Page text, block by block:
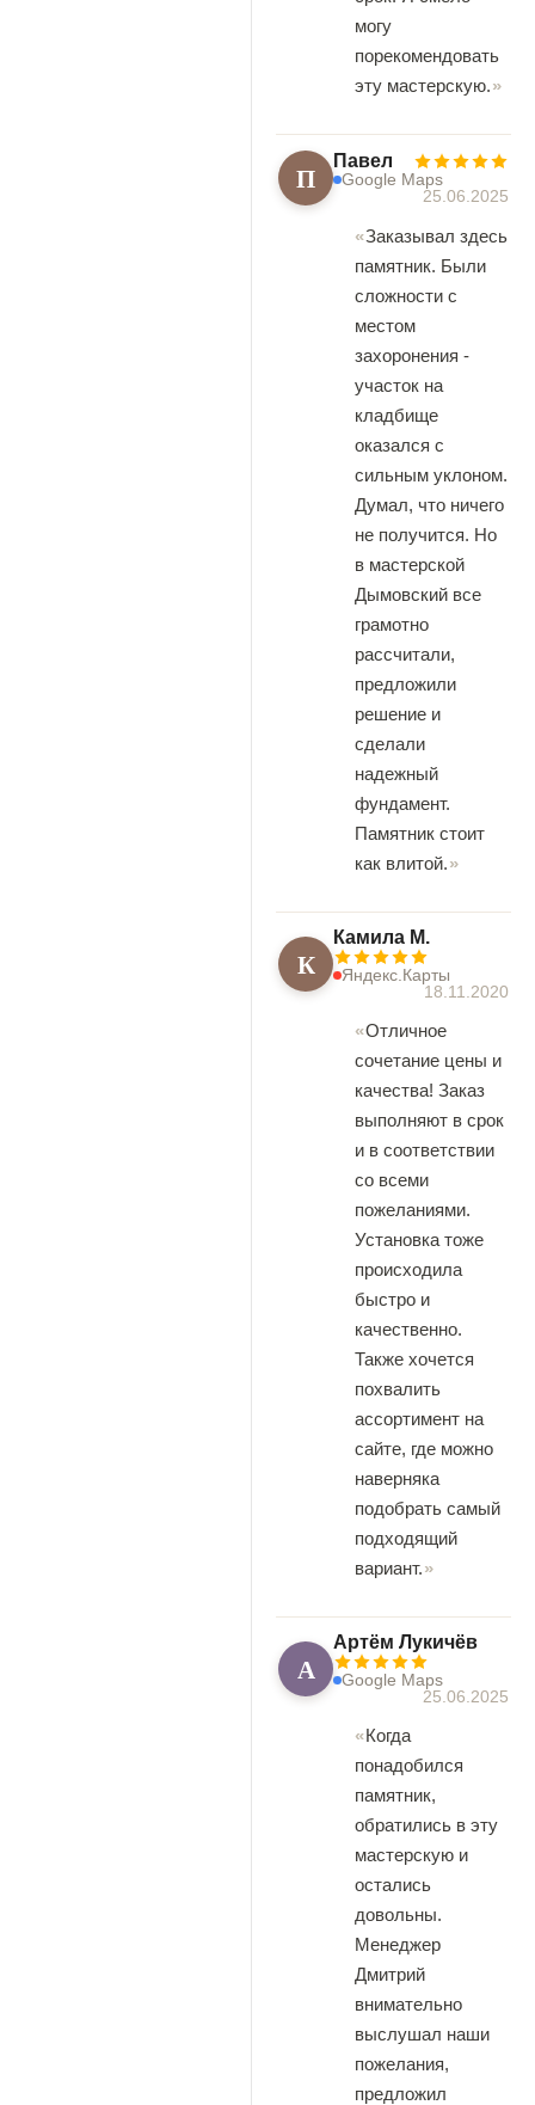
могу
порекомендовать
эту мастерскую.
П Павел
Google Maps
25.06.2025
Заказывал здесь
памятник. Были
сложности с
местом
захоронения -
участок на
кладбище
оказался с
сильным уклоном.
Думал, что ничего
не получится. Но
в мастерской
Дымовский все
грамотно
рассчитали,
предложили
решение и
сделали
надежный
фундамент.
Памятник стоит
как влитой.
К
Камила М.
Яндекс.Карты
18.11.2020
Отличное
сочетание цены и
качества! Заказ
выполняют в срок
и в соответствии
со всеми
пожеланиями.
Установка тоже
происходила
быстро и
качественно.
Также хочется
похвалить
ассортимент на
сайте, где можно
наверняка
подобрать самый
подходящий
вариант.
А
Артём Лукичёв
Google Maps
25.06.2025
Когда
понадобился
памятник,
обратились в эту
мастерскую и
остались
довольны.
Менеджер
Дмитрий
внимательно
выслушал наши
пожелания,
предложил